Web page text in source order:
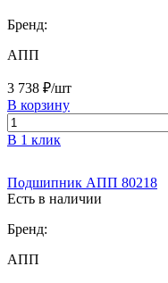
Бренд:
АПП
3 738 ₽/шт
В корзину
В 1 клик
Подшипник АПП 80218
Есть в наличии
Бренд:
АПП